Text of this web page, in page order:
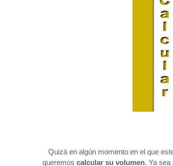
Quizá en algún momento en el que
queremos calcular su volumen. Ya